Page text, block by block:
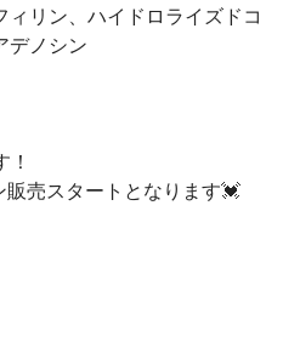
リン、ハイドロライズドコ
デノシン
売スタートとなります💓